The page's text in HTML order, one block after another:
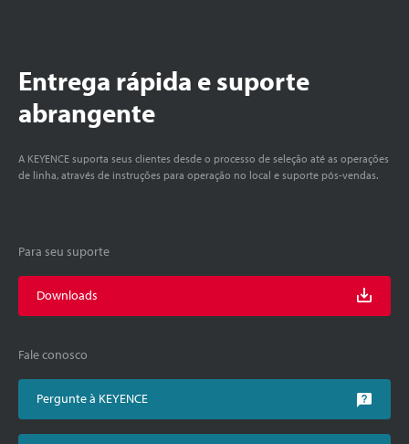
Entrega rápida e suporte
abrangente
A KEYENCE suporta seus clientes desde o processo de seleção até as operações
de linha, através de instruções para operação no local e suporte pós-vendas.
Para seu suporte
Downloads
Fale conosco
Pergunte à KEYENCE